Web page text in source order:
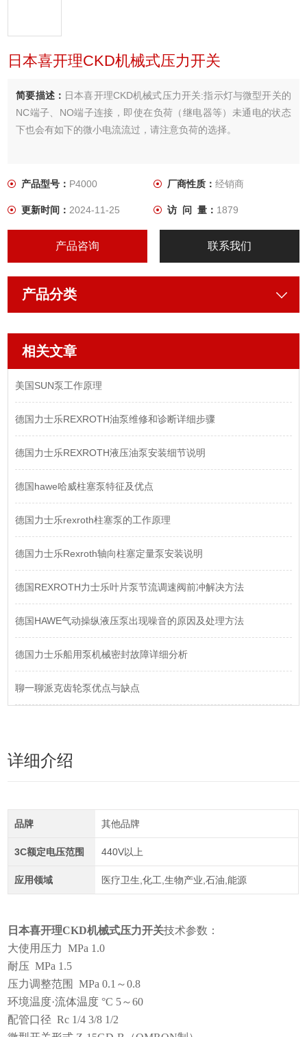
日本喜开理CKD机械式压力开关
简要描述： 日本喜开理CKD机械式压力开关:指示灯与微型开关的
NC端子、NO端子连接，即使在负荷（继电器等）未通电的状态
下也会有如下的微小电流流过，请注意负荷的选择。
产品型号： P4000 厂商性质： 经销商
更新时间：2024-11-25 访 问 量： 1879
产品咨询 联系我们
产品分类
相关文章
美国SUN泵工作原理
德国力士乐REXROTH油泵维修和诊断详细步骤
德国力士乐REXROTH液压油泵安装细节说明
德国hawe哈威柱塞泵特征及优点
德国力士乐rexroth柱塞泵的工作原理
德国力士乐Rexroth轴向柱塞定量泵安装说明
德国REXROTH力士乐叶片泵节流调速阀前冲解决方法
德国HAWE气动操纵液压泵出现噪音的原因及处理方法
德国力士乐船用泵机械密封故障详细分析
聊一聊派克齿轮泵优点与缺点
详细介绍
品牌 其他品牌
3C额定电压范围 440V以上
应用领域 医疗卫生,化工,生物产业,石油,能源
日本喜开理CKD机械式压力开关技术参数：
大使用压力 MPa 1.0
耐压 MPa 1.5
压力调整范围 MPa 0.1～0.8
环境温度·流体温度 °C 5～60
配管口径 Rc 1/4 3/8 1/2